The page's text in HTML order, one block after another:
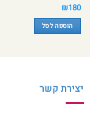
₪180
הוספה לסל
יצירת קשר